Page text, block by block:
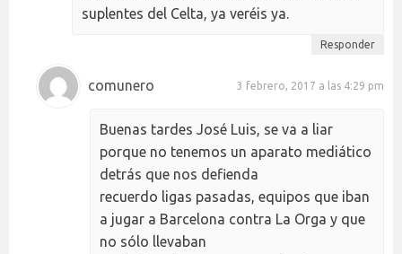
suplentes del Celta, ya veréis ya.
Responder
comunero 3 febrero, 2017 a las 4:29 pm
Buenas tardes José Luis, se va a liar
porque no tenemos un aparato mediático
detrás que nos defienda
recuerdo ligas pasadas, equipos que iban
a jugar a Barcelona contra La Orga y que
no sólo llevaban